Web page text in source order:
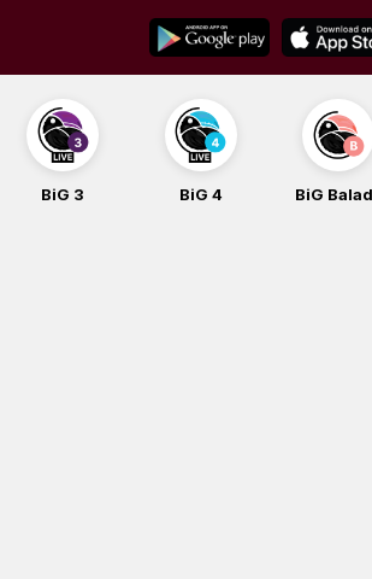
content
BiG 3 BiG 4 BiG Balade